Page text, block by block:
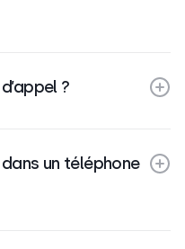
?
un téléphone